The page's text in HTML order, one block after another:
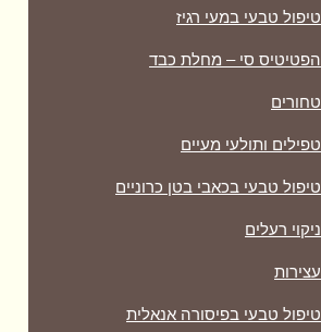
טיפול טבעי במעי רגיז
הפטיטיס סי – מחלת כבד
טחורים
טפילים ותולעי מעיים
טיפול טבעי בכאבי בטן כרוניים
ניקוי רעלים
עצירות
טיפול טבעי בפיסורה אנאלית